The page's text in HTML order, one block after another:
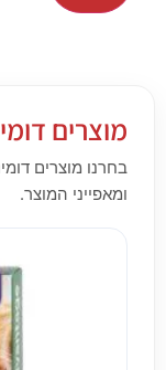
מוצרים
בחרנו מוצרים
ומאפייני המוצר.